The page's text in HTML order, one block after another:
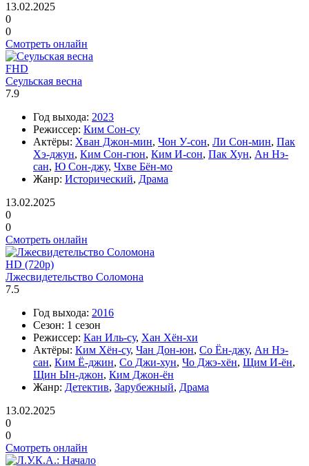
13.02.2025
0
0
Смотреть онлайн
FHD
Сеульская весна
7.9
Год выхода: 2023
Режиссер: Ким Сон-су
Актёры: Хван Джон-мин, Чон У-сон, Ли Сон-мин, Пак
Хэ-джун, Ким Сон-гюн, Ким И-сон, Пак Хун, Ан Нэ-
сан, Ю Сон-джу, Чхве Бён-мо
Жанр: Исторический, Драма
13.02.2025
0
0
Смотреть онлайн
HD (720p)
Лжесвидетельство Соломона
7.5
Год выхода: 2016
Сезон: 1 сезон
Режиссер: Кан Иль-су, Хан Хён-хи
Актёры: Ким Хён-су, Чан Дон-юн, Со Ён-джу, Ан Нэ-
сан, Ким Ё-джин, Со Джи-хун, Чо Джэ-хён, Щим И-ён,
Щин Ын-джон, Ким Джон-ён
Жанр: Детектив, Зарубежный, Драма
13.02.2025
0
0
Смотреть онлайн